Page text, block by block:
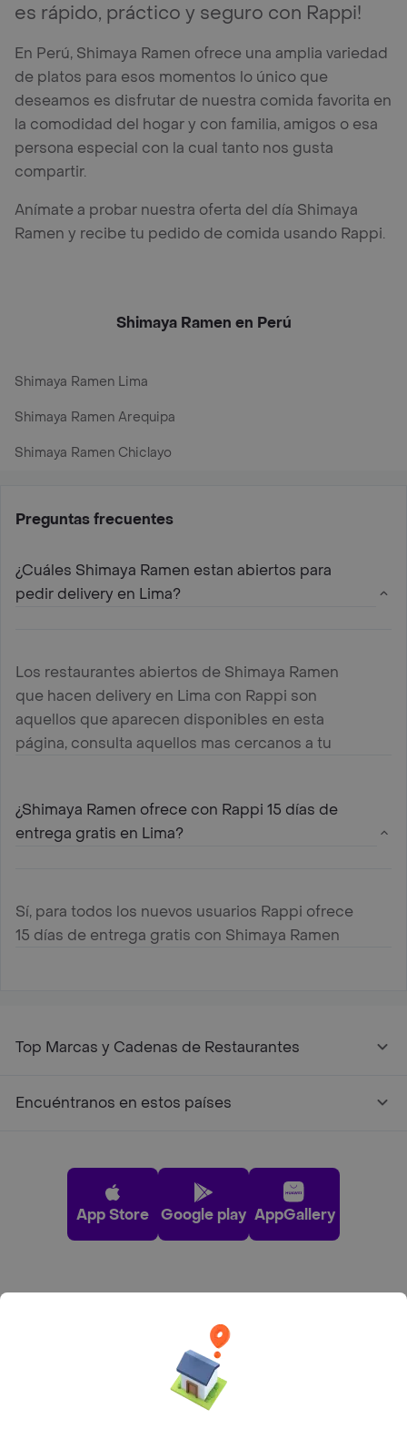
es rápido, práctico y seguro con Rappi!
En Perú, Shimaya Ramen ofrece una amplia variedad
de platos para esos momentos lo único que
deseamos es disfrutar de nuestra comida favorita en
la comodidad del hogar y con familia, amigos o esa
persona especial con la cual tanto nos gusta
compartir.
Anímate a probar nuestra oferta del día Shimaya
Ramen y recibe tu pedido de comida usando Rappi.
Shimaya Ramen en Perú
Shimaya Ramen Lima
Shimaya Ramen Arequipa
Shimaya Ramen Chiclayo
Preguntas frecuentes
¿Cuáles Shimaya Ramen estan abiertos para
pedir delivery en Lima?
Los restaurantes abiertos de Shimaya Ramen
que hacen delivery en Lima con Rappi son
aquellos que aparecen disponibles en esta
página, consulta aquellos mas cercanos a tu
¿Shimaya Ramen ofrece con Rappi 15 días de
entrega gratis en Lima?
Sí, para todos los nuevos usuarios Rappi ofrece
15 días de entrega gratis con Shimaya Ramen
Top Marcas y Cadenas de Restaurantes
Encuéntranos en estos países
App Store Google play AppGallery